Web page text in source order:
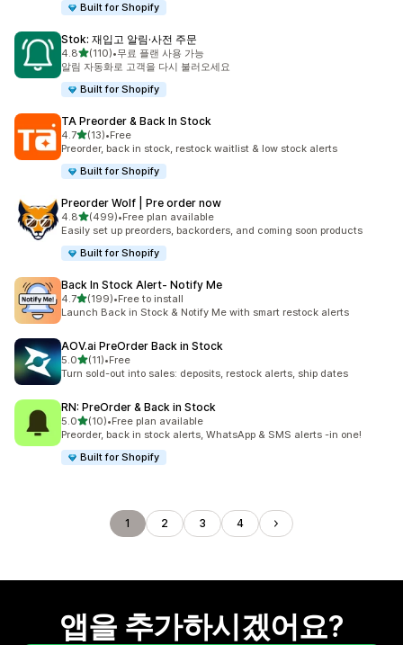
Built for Shopify
Stok: 재입고 알림·사전 주문
4.8별 5개 중
(110)
총 리뷰 110개
•무료 플랜 사용 가능
알림 자동화로 고객을 다시 불러오세요
Built for Shopify
TA Preorder & Back In Stock
4.7별 5개 중
(13)
총 리뷰 13개
•Free
Preorder, back in stock, restock waitlist & low stock alerts
Built for Shopify
Preorder Wolf | Pre order now
4.8별 5개 중
(499)
총 리뷰 499개
•Free plan available
Easily set up preorders, backorders, and coming soon products
Built for Shopify
Back In Stock Alert‑ Notify Me
4.7별 5개 중
(199)
총 리뷰 199개
•Free to install
Launch Back in Stock & Notify Me with smart restock alerts
AOV.ai PreOrder Back in Stock
5.0별 5개 중
(11)
총 리뷰 11개
•Free
Turn sold-out into sales: deposits, restock alerts, ship dates
RN: PreOrder & Back in Stock
5.0별 5개 중
(10)
총 리뷰 10개
•Free plan available
Preorder, back in stock alerts, WhatsApp & SMS alerts -in one!
Built for Shopify
1 2 3 4
앱을 추가하시겠어요?